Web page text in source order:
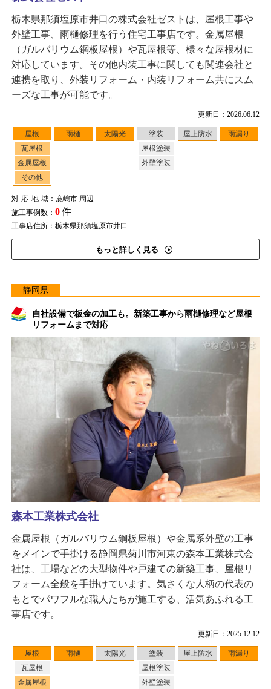
更新日：2026.06.12
屋根
瓦屋根
金属屋根
その他
雨樋 太陽光
塗装
屋根塗装
外壁塗装
屋上防水 雨漏り
対応地域：鹿嶋市 周辺
施工事例数： 0件
工事店住所：栃木県那須塩原市井口
もっと詳しく見る
栃木県那須塩原市井口の株式会社ゼストは、屋根工事や
外壁工事、雨樋修理を行う住宅工事店です。金属屋根
（ガルバリウム鋼板屋根）や瓦屋根等、様々な屋根材に
対応しています。その他内装工事に関しても関連会社と
連携を取り、外装リフォーム・内装リフォーム共にスム
ーズな工事が可能です。
静岡県
自社設備で板金の加工も。新築工事から雨樋修理など屋根
リフォームまで対応
更新日：2025.12.12
屋根
瓦屋根
金属屋根
雨樋 太陽光
塗装
屋根塗装
外壁塗装
屋上防水 雨漏り
森本工業株式会社
金属屋根（ガルバリウム鋼板屋根）や金属系外壁の工事
をメインで手掛ける静岡県菊川市河東の森本工業株式会
社は、工場などの大型物件や戸建ての新築工事、屋根リ
フォーム全般を手掛けています。気さくな人柄の代表の
もとでパワフルな職人たちが施工する、活気あふれる工
事店です。